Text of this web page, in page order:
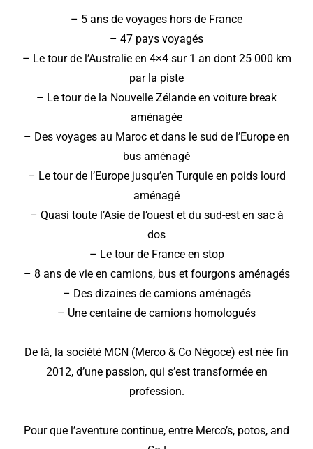
– 5 ans de voyages hors de France
– 47 pays voyagés
– Le tour de l’Australie en 4×4 sur 1 an dont 25 000 km
par la piste
– Le tour de la Nouvelle Zélande en voiture break
aménagée
– Des voyages au Maroc et dans le sud de l’Europe en
bus aménagé
– Le tour de l’Europe jusqu’en Turquie en poids lourd
aménagé
– Quasi toute l’Asie de l’ouest et du sud-est en sac à
dos
– Le tour de France en stop
– 8 ans de vie en camions, bus et fourgons aménagés
– Des dizaines de camions aménagés
– Une centaine de camions homologués
De là, la société MCN (Merco & Co Négoce) est née fin
2012, d’une passion, qui s’est transformée en
profession.
Pour que l’aventure continue, entre Merco’s, potos, and